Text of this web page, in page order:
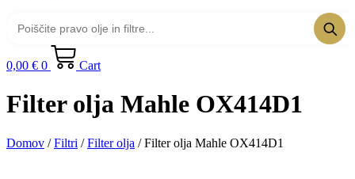
0,00 € 0 Cart
Filter olja Mahle OX414D1
Domov /Filtri /Filter olja / Filter olja Mahle OX414D1